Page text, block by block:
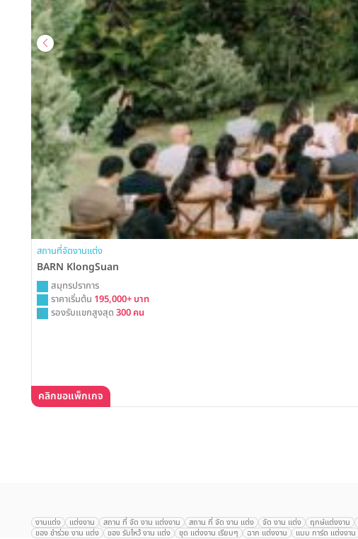
สถานที่จัดงานแต่ง
BARN KlongSuan
สมุทรปราการ
ราคาเริ่มต้น 195,000+ บาท
รองรับแขกสูงสุด 300 คน
คลิกขอแพ็กเกจ
งานแต่ง แต่งงาน สถาน ที่ จัด งาน แต่งงาน สถาน ที่ จัด งาน แต่ง จัด งาน แต่ง ฤกษ์แต่งงาน
ของ ชำร่วย งาน แต่ง
ของ รับไหว้ งาน แต่ง ชุด แต่งงาน เรียบๆ ฉาก แต่งงาน แบบ การ์ด แต่งงาน